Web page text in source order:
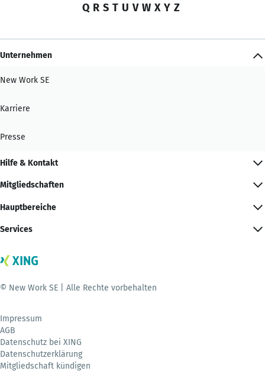
Q R S T U V W X Y Z
Unternehmen
New Work SE
Karriere
Presse
Hilfe & Kontakt
Mitgliedschaften
Hauptbereiche
Services
© New Work SE | Alle Rechte vorbehalten
Impressum
AGB
Datenschutz bei XING
Datenschutzerklärung
Mitgliedschaft kündigen